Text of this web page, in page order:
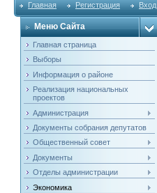
Главная Регистрация Вход
Меню Сайта
Главная страница
Выборы
Информация о районе
Реализация национальных
проектов
Администрация
Документы собрания депутатов
Общественный совет
Документы
Отделы администрации
Экономика